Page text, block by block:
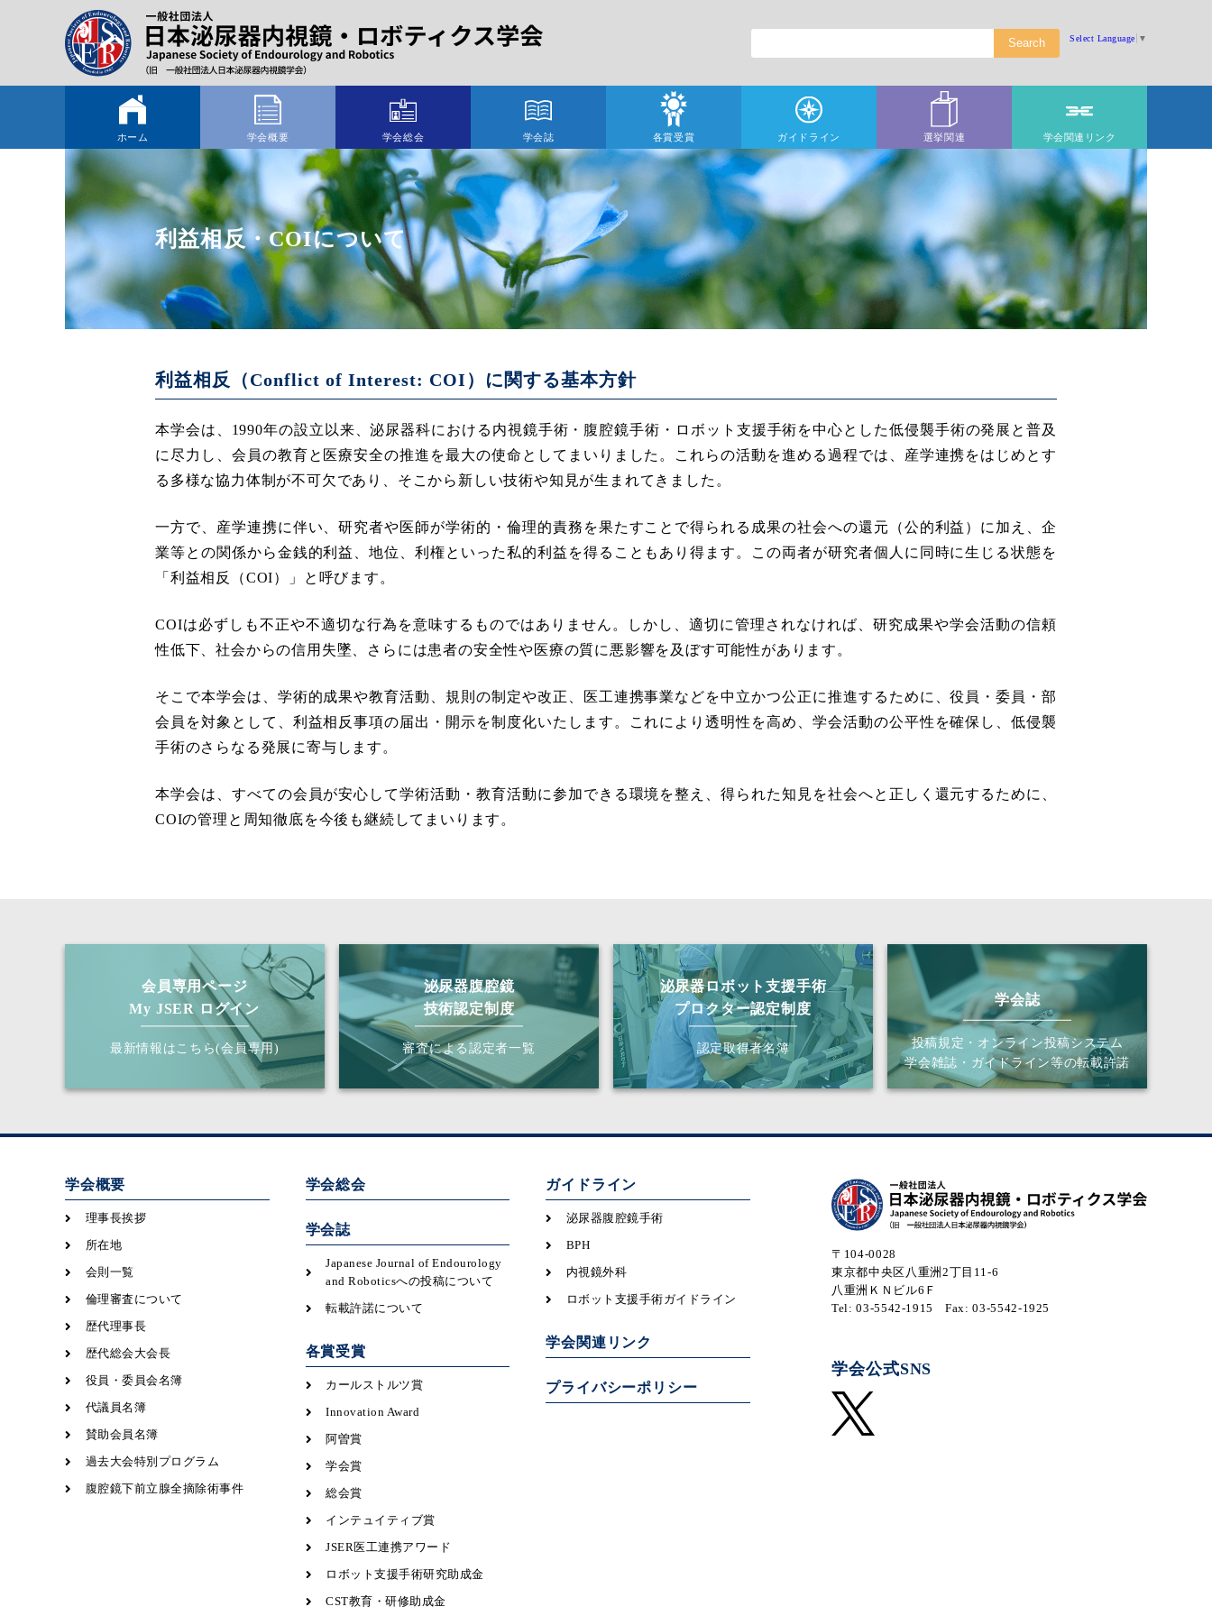
Select Language ▼
ホーム 学会概要 学会総会 学会誌 各賞受賞 ガイドライン 選挙関連 学会関連リンク
利益相反・COIについて
利益相反（Conflict of Interest: COI）に関する基本⽅針
本学会は、1990年の設⽴以来、泌尿器科における内視鏡⼿術・腹腔鏡⼿術・ロボット⽀援⼿術を中⼼とした低侵襲⼿術の発展と普及
に尽⼒し、会員の教育と医療安全の推進を最⼤の使命としてまいりました。これらの活動を進める過程では、産学連携をはじめとす
る多様な協⼒体制が不可⽋であり、そこから新しい技術や知⾒が⽣まれてきました。
⼀⽅で、産学連携に伴い、研究者や医師が学術的・倫理的責務を果たすことで得られる成果の社会への還元（公的利益）に加え、企
業等との関係から⾦銭的利益、地位、利権といった私的利益を得ることもあり得ます。この両者が研究者個⼈に同時に生じる状態を
「利益相反（COI）」と呼びます。
COIは必ずしも不正や不適切な⾏為を意味するものではありません。しかし、適切に管理されなければ、研究成果や学会活動の信頼
性低下、社会からの信⽤失墜、さらには患者の安全性や医療の質に悪影響を及ぼす可能性があります。
そこで本学会は、学術的成果や教育活動、規則の制定や改正、医⼯連携事業などを中⽴かつ公正に推進するために、役員・委員・部
会員を対象として、利益相反事項の届出・開⽰を制度化いたします。これにより透明性を高め、学会活動の公平性を確保し、低侵襲
⼿術のさらなる発展に寄与します。
本学会は、すべての会員が安⼼して学術活動・教育活動に参加できる環境を整え、得られた知⾒を社会へと正しく還元するために、
COIの管理と周知徹底を今後も継続してまいります。
会員専用ページ
My JSER ログイン
最新情報はこちら(会員専用)
泌尿器腹腔鏡
技術認定制度
審査による認定者一覧
泌尿器ロボット支援手術
プロクター認定制度
認定取得者名簿
学会誌
投稿規定・オンライン投稿システム
学会雑誌・ガイドライン等の転載許諾
学会概要
理事長挨拶
所在地
会則一覧
倫理審査について
歴代理事長
歴代総会大会長
役員・委員会名簿
代議員名簿
賛助会員名簿
過去大会特別プログラム
腹腔鏡下前立腺全摘除術事件
学会総会
学会誌
Japanese Journal of Endourology
and Roboticsへの投稿について
転載許諾について
各賞受賞
カールストルツ賞
Innovation Award
阿曽賞
学会賞
総会賞
インテュイティブ賞
JSER医工連携アワード
ロボット支援手術研究助成金
CST教育・研修助成金
ガイドライン
泌尿器腹腔鏡手術
BPH
内視鏡外科
ロボット支援手術ガイドライン
学会関連リンク
プライバシーポリシー
〒104-0028
東京都中央区八重洲2丁目11-6
八重洲ＫＮビル6Ｆ
Tel: 03-5542-1915
Fax: 03-5542-1925
学会公式SNS